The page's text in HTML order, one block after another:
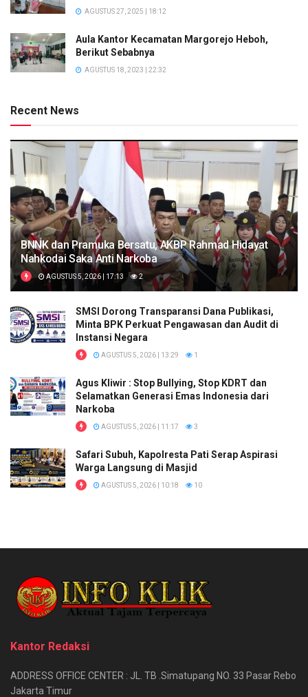
AGUSTUS 27, 2025 | 18:12
Aula Kantor Kecamatan Margorejo Heboh,
Berikut Sebabnya
AGUSTUS 18, 2023 | 22:32
Recent News
BNNK dan Pramuka Bersatu, AKBP Rahmad Hidayat
Nahkodai Saka Anti Narkoba
AGUSTUS 5, 2026 | 17:13 2
SMSI Dorong Transparansi Dana Publikasi,
Minta BPK Perkuat Pengawasan dan Audit di
Instansi Negara
AGUSTUS 5, 2026 | 13:29 1
Agus Kliwir : Stop Bullying, Stop KDRT dan
Selamatkan Generasi Emas Indonesia dari
Narkoba
AGUSTUS 5, 2026 | 11:17 3
Safari Subuh, Kapolresta Pati Serap Aspirasi
Warga Langsung di Masjid
AGUSTUS 5, 2026 | 10:18 10
Kantor Redaksi
ADDRESS OFFICE CENTER : JL. TB .Simatupang NO. 33 Pasar Rebo
Jakarta Timur